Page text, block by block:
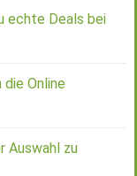
echte Deals bei
Online
Auswahl zu